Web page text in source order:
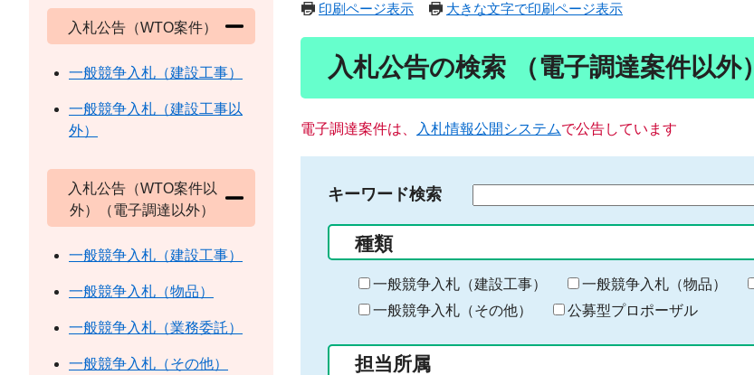
印刷ページ表示 大きな文字で印刷ページ表示
入札公告の検索 （電子調達案件以外）
電子調達案件は、 入札情報公開システムで公告しています
キーワード検索
る
キ
ー
ー
種類
一般競争入札（建設工事） 一般競争入札（物品）
一般競争入札（その他）
公募型プロポーザル
担当所属
入札公告（WTO案件）
一般競争入札（建設工事）
一般競争入札（建設工事以
外）
入札公告（WTO案件以
外）（電子調達以外）
一般競争入札（建設工事）
一般競争入札（物品）
一般競争入札（業務委託）
一般競争入札（その他）